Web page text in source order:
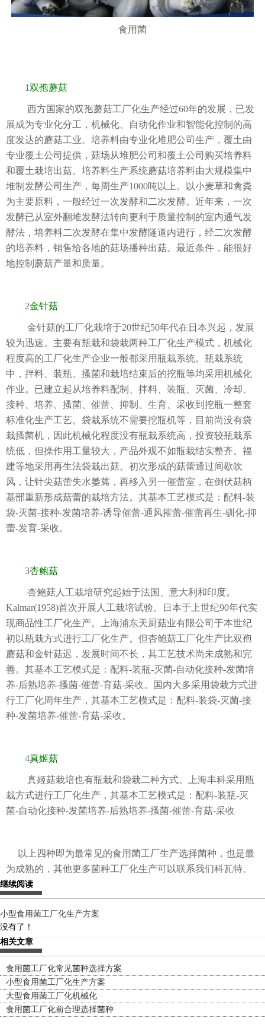
食用菌
1双孢蘑菇
西方国家的双孢蘑菇工厂化生产经过60年的发展，已发
展成为专业化分工，机械化、自动化作业和智能化控制的高
度发达的蘑菇工业。培养料由专业化堆肥公司生产，覆土由
专业覆土公司提供，菇场从堆肥公司和覆土公司购买培养料
和覆土栽培出菇。培养料生产系统蘑菇培养料由大规模集中
堆制发酵公司生产，每周生产1000吨以上。以小麦草和禽粪
为主要原料，一般经过一次发酵和二次发酵。近年来，一次
发酵已从室外翻堆发酵法转向更利于质量控制的室内通气发
酵法，培养料二次发酵在集中发酵隧道内进行，经二次发酵
的培养料，销售给各地的菇场播种出菇。最近条件，能很好
地控制蘑菇产量和质量。
2金针菇
金针菇的工厂化栽培于20世纪50年代在日本兴起，发展
较为迅速。主要有瓶栽和袋栽两种工厂化生产模式，机械化
程度高的工厂化生产企业一般都采用瓶栽系统。瓶栽系统
中，拌料、装瓶、搔菌和栽培结束后的挖瓶等均采用机械化
作业。已建立起从培养料配制、拌料、装瓶、灭菌、冷却、
接种、培养、搔菌、催蕾、抑制、生育、采收到挖瓶一整套
标准化生产工艺。袋栽系统不需要挖瓶机等，目前尚没有袋
栽搔菌机，因此机械化程度没有瓶栽系统高，投资较瓶栽系
统低，但操作用工量较大，产品外观不如瓶栽结实整齐。福
建等地采用再生法袋栽出菇。初次形成的菇蕾通过间歇吹
风，让针尖菇蕾失水萎蔫，再移入另一催蕾室，在倒伏菇柄
基部重新形成菇蕾的栽培方法。其基本工艺模式是：配料-装
袋-灭菌-接种-发菌培养-诱导催蕾-通风摧蕾-催蕾再生-驯化-抑
蕾-发育-采收。
3杏鲍菇
杏鲍菇人工栽培研究起始于法国、意大利和印度。
Kalmar(1958)首次开展人工栽培试验。日本于上世纪90年代实
现商品性工厂化生产。上海浦东天厨菇业有限公司于本世纪
初以瓶栽方式进行工厂化生产。但杏鲍菇工厂化生产比双孢
蘑菇和金针菇迟，发展时间不长，其工艺技术尚未成熟和完
善。其基本工艺模式是：配料-装瓶-灭菌-自动化接种-发菌培
养-后熟培养-搔菌-催蕾-育菇-采收。国内大多采用袋栽方式进
行工厂化周年生产，其基本工艺模式是：配料-装袋-灭菌-接
种-发菌培养-催蕾-育菇-采收。
4真姬菇
真姬菇栽培也有瓶栽和袋栽二种方式。上海丰科采用瓶
栽方式进行工厂化生产，其基本工艺模式是：配料-装瓶-灭
菌-自动化接种-发菌培养-后熟培养-搔菌-催蕾-育菇-采收
以上四种即为最常见的食用菌工厂生产选择菌种，也是最
为成熟的，其他更多菌种工厂化生产可以联系我们科瓦特。
继续阅读
小型食用菌工厂化生产方案
没有了！
相关文章
食用菌工厂化常见菌种选择方案
小型食用菌工厂化生产方案
大型食用菌工厂化机械化
食用菌工厂化前合理选择菌种